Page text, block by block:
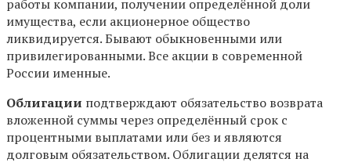
работы компании, получении определённой доли
имущества, если акционерное общество
ликвидируется. Бывают обыкновенными или
привилегированными. Все акции в современной
России именные.
Облигации подтверждают обязательство возврата
вложенной суммы через определённый срок с
процентными выплатами или без и являются
долговым обязательством. Облигации делятся на